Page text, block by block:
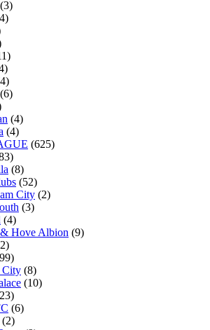
(3)
(6)
(4)
(4)
(625)
(8)
(52)
City (2)
(3)
(4)
Hove Albion (9)
City (8)
(10)
(6)
(2)